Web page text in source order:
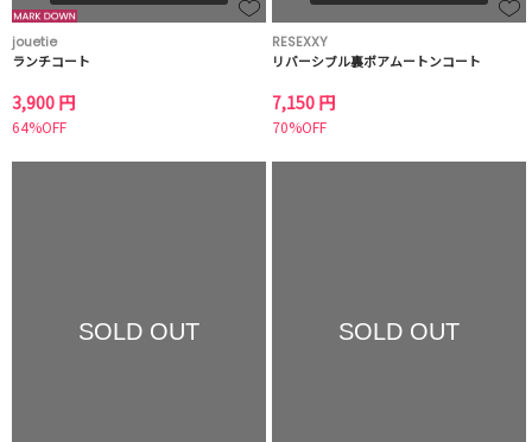
jouetie
ランチコート
3,900 円
64%OFF
RESEXXY
リバーシブル裏ボアムートンコート
7,150 円
70%OFF
SOLD OUT SOLD OUT